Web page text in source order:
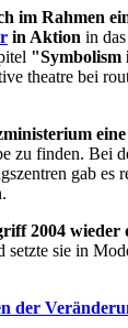
im Rahmen
in Aktion in
theatre bei
zu finden. Bei
gab es
2004 wieder
setzte sie in
der